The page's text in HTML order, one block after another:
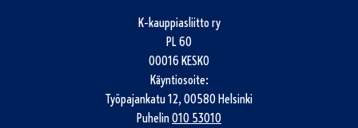
K-kauppiasliitto ry
PL 60
00016 KESKO
Käyntiosoite:
Työpajankatu 12, 00580 Helsinki
Puhelin010 53010